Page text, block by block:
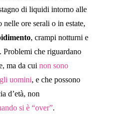
di liquidi intorno alle
nelle ore serali o in estate,
, crampi notturni e
Problemi che riguardano
ma da cui non sono
uomini, e che possono
d’età, non
si è “over”.